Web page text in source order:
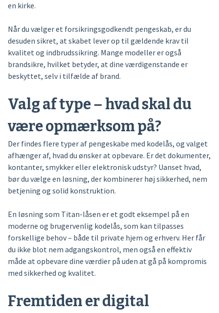
en kirke.
Når du vælger et forsikringsgodkendt pengeskab, er du
desuden sikret, at skabet lever op til gældende krav til
kvalitet og indbrudssikring. Mange modeller er også
brandsikre, hvilket betyder, at dine værdigenstande er
beskyttet, selv i tilfælde af brand.
Valg af type – hvad skal du
være opmærksom på?
Der findes flere typer af pengeskabe med kodelås, og valget
afhænger af, hvad du ønsker at opbevare. Er det dokumenter,
kontanter, smykker eller elektronisk udstyr? Uanset hvad,
bør du vælge en løsning, der kombinerer høj sikkerhed, nem
betjening og solid konstruktion.
En løsning som Titan-låsen er et godt eksempel på en
moderne og brugervenlig kodelås, som kan tilpasses
forskellige behov – både til private hjem og erhverv. Her får
du ikke blot nem adgangskontrol, men også en effektiv
måde at opbevare dine værdier på uden at gå på kompromis
med sikkerhed og kvalitet.
Fremtiden er digital